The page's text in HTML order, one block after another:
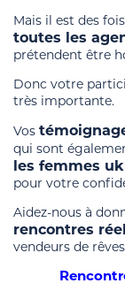
Mais il est des
toutes les
prétendent être
Donc votre
très importante.
Vos
qui sont
les femmes
pour votre
Aidez-nous à
rencontres
vendeurs de